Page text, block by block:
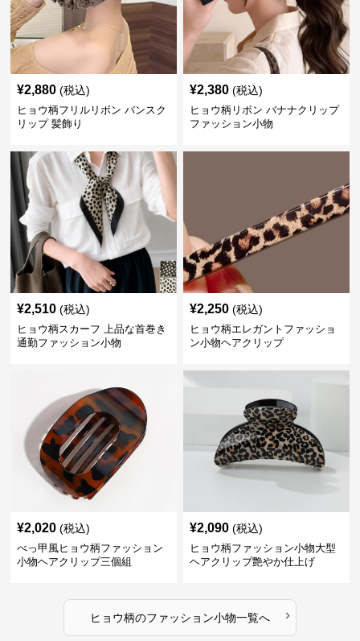
¥2,880 (税込)
ヒョウ柄フリルリボン バンスク
リップ 髪飾り
¥2,380 (税込)
ヒョウ柄リボン バナナクリップ
ファッション小物
¥2,510 (税込)
ヒョウ柄スカーフ 上品な首巻き
通勤ファッション小物
¥2,250 (税込)
ヒョウ柄エレガントファッショ
ン小物ヘアクリップ
¥2,020 (税込)
べっ甲風ヒョウ柄ファッション
小物ヘアクリップ三個組
¥2,090 (税込)
ヒョウ柄ファッション小物大型
ヘアクリップ艶やか仕上げ
ヒョウ柄のファッション小物一覧へ ›